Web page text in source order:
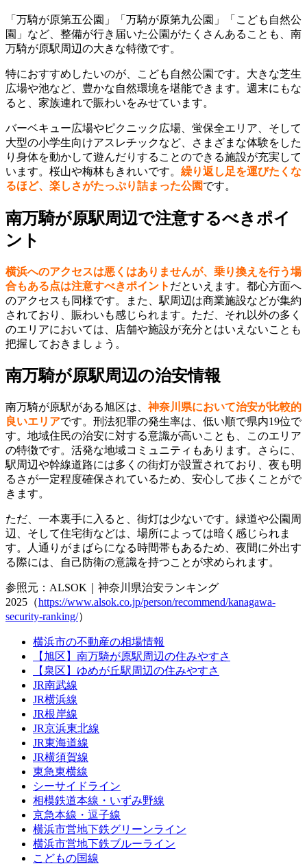
「万騎が原第五公園」「万騎が原第九公園」「こども自然公
園」など、整備が行き届いた公園がたくさんあることも、南
万騎が原駅周辺の大きな特徴です。
特におすすめしたいのが、こども自然公園です。大きな芝生
広場や池など、豊かな自然環境を堪能できます。週末にもな
ると、家族連れで賑わいをみせています。
バーベキュー広場やピクニック広場、蛍保全エリア、そして
大型の小学生向けアスレチックなど、さまざまな体験をした
り身体を動かして遊んだりすることのできる施設が充実して
います。桜山や梅林もきれいです。 繰り返し足を運びたくな
るほど、楽しさがたっぷり詰まった公園です。
南万騎が原駅周辺で注意するべきポイ
ント
横浜へのアクセスは悪くはありませんが、乗り換えを行う場
合もある点は注意すべきポイント だといえます。都心方面へ
のアクセスも同様です。また、駅周辺は商業施設などが集約
されており、賑わいも感じられます。ただ、それ以外の多く
のエリアにおいては、店舗や施設が充分とはいえないことも
把握しておきましょう。
南万騎が原駅周辺の治安情報
南万騎が原駅がある旭区は、神奈川県において治安が比較的
良いエリアです。刑法犯罪の発生率は、低い順で県内19位で
す。地域住民の治安に対する意識が高いことも、このエリア
の特徴です。活発な地域コミュニティもあります。さらに、
駅周辺や幹線道路には多くの街灯が設置されており、夜も明
るさが一定程度確保されているため、安心して歩くことがで
きます。
ただ、一本裏手に入ると、街灯は少ないです。緑道や公園周
辺、そして住宅街などは、場所によっては暗く感じられま
す。人通りがまばらになる時間帯もあるため、夜間に外出す
る際には、自己防衛の意識を持つことが求められます。
参照元：ALSOK｜神奈川県治安ランキング
2025（https://www.alsok.co.jp/person/recommend/kanagawa-
security-ranking/）
横浜市の不動産の相場情報
【旭区】南万騎が原駅周辺の住みやすさ
【泉区】ゆめが丘駅周辺の住みやすさ
JR南武線
JR横浜線
JR根岸線
JR京浜東北線
JR東海道線
JR横須賀線
東急東横線
シーサイドライン
相模鉄道本線・いずみ野線
京急本線・逗子線
横浜市営地下鉄グリーンライン
横浜市営地下鉄ブルーライン
こどもの国線